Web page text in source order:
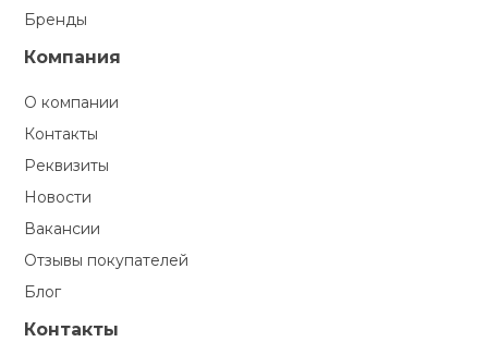
Бренды
Компания
О компании
Контакты
Реквизиты
Новости
Вакансии
Отзывы покупателей
Блог
Контакты